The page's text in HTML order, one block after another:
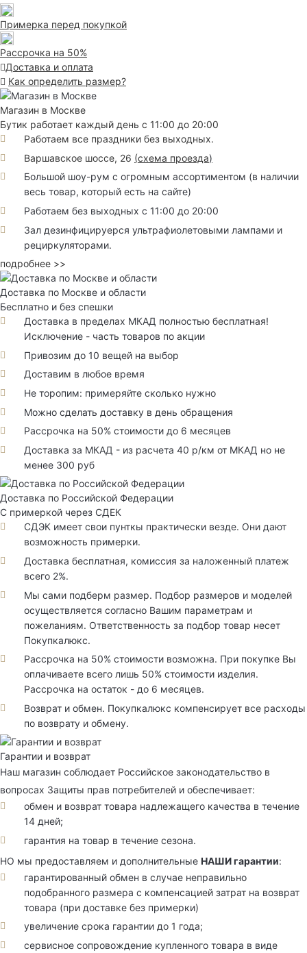
Примерка перед покупкой
Рассрочка на 50%
Доставка и оплата
Как определить размер?
Магазин в Москве
Бутик работает каждый день с 11:00 до 20:00
Работаем все праздники без выходных.
Варшавское шоссе, 26 (схема проезда)
Большой шоу-рум с огромным ассортиментом (в наличии
весь товар, который есть на сайте)
Работаем без выходных с 11:00 до 20:00
Зал дезинфицируерся ультрафиолетовыми лампами и
рециркуляторами.
подробнее >>
Доставка по Москве и области
Бесплатно и без спешки
Доставка в пределах МКАД полностью бесплатная!
Исключение - часть товаров по акции
Привозим до 10 вещей на выбор
Доставим в любое время
Не торопим: примеряйте сколько нужно
Можно сделать доставку в день обращения
Рассрочка на 50% стоимости до 6 месяцев
Доставка за МКАД - из расчета 40 р/км от МКАД но не
менее 300 руб
Доставка по Российской Федерации
С примеркой через СДЕК
СДЭК имеет свои пунткы практически везде. Они дают
возможность примерки.
Доставка бесплатная, комиссия за наложенный платеж
всего 2%.
Мы сами подберм размер. Подбор размеров и моделей
осуществляется согласно Вашим параметрам и
пожеланиям. Ответственность за подбор товар несет
Покупкалюкс.
Рассрочка на 50% стоимости возможна. При покупке Вы
оплачиваете всего лишь 50% стоимости изделия.
Рассрочка на остаток - до 6 месяцев.
Возврат и обмен. Покупкалюкс компенсирует все расходы
по возврату и обмену.
Гарантии и возврат
Наш магазин соблюдает Российское законодательство в
вопросах Защиты прав потребителей и обеспечивает:
обмен и возврат товара надлежащего качества в течение
14 дней;
гарантия на товар в течение сезона.
НО мы предоставляем и дополнительные НАШИ гарантии:
гарантированный обмен в случае неправильно
подобранного размера с компенсацией затрат на возврат
товара (при доставке без примерки)
увеличение срока гарантии до 1 года;
сервисное сопровождение купленного товара в виде